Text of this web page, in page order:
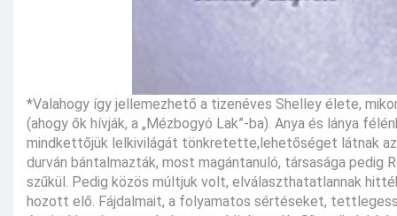
*Valahogy így jellemezhető a tizenéves Shelley élete,
(ahogy ők hívják, a „Mézbogyó Lak”-ba). Anya és lánya
mindkettőjük lelkivilágát tönkretette,lehetőséget látnak az
durván bántalmazták, most magántanuló, társasága pedig
szűkül. Pedig közös múltjuk volt, elválaszthatatlannak
hozott elő. Fájdalmait, a folyamatos sértéseket,